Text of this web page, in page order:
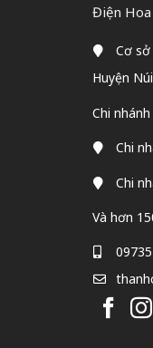
Điện Hoa
Cơ
Huyện
Chi
Chi
Chi
Và hơn